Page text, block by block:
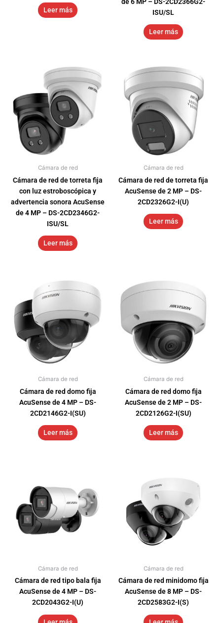
Leer más
ISU/SL
Leer más
Cámara de red
Cámara de red de torreta fija
con luz estroboscópica y
advertencia sonora AcuSense
de 4 MP – DS-2CD2346G2-
ISU/SL
Leer más
Cámara de red
Cámara de red de torreta fija
AcuSense de 2 MP – DS-
2CD2326G2-I(U)
Leer más
Cámara de red
Cámara de red domo fija
AcuSense de 4 MP – DS-
2CD2146G2-I(SU)
Leer más
Cámara de red
Cámara de red domo fija
AcuSense de 2 MP – DS-
2CD2126G2-I(SU)
Leer más
Cámara de red
Cámara de red tipo bala fija
AcuSense de 4 MP – DS-
2CD2043G2-I(U)
Cámara de red
Cámara de red minidomo fija
AcuSense de 8 MP – DS-
2CD2583G2-I(S)